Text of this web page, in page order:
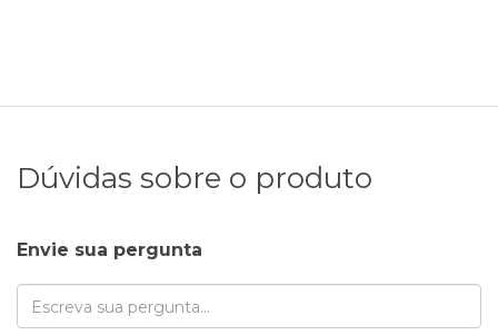
Dúvidas sobre o produto
Envie sua pergunta